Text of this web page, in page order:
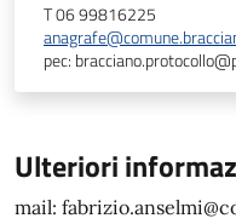
T 06 99816225
pec:
Ulteriori
mail: